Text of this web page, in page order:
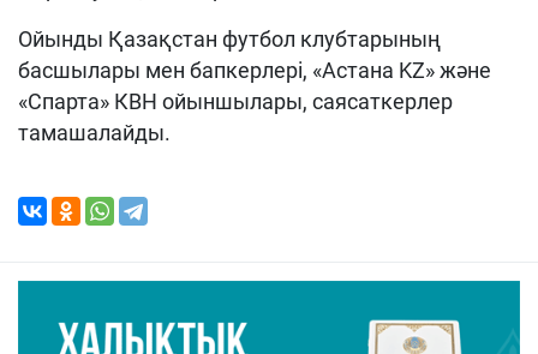
Ойынды Қазақстан футбол клубтарының
басшылары мен бапкерлері, «Астана KZ» және
«Спарта» КВН ойыншылары, саясаткерлер
тамашалайды.